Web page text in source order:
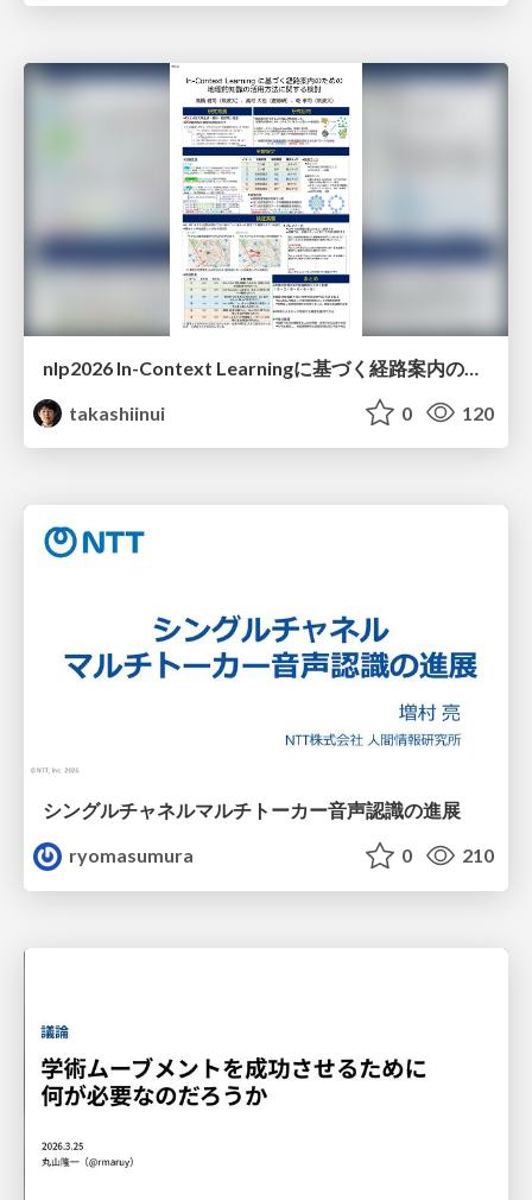
takashiinui
0 120
シングルチャネルマルチトーカー音声認識の進展
ryomasumura
0 210